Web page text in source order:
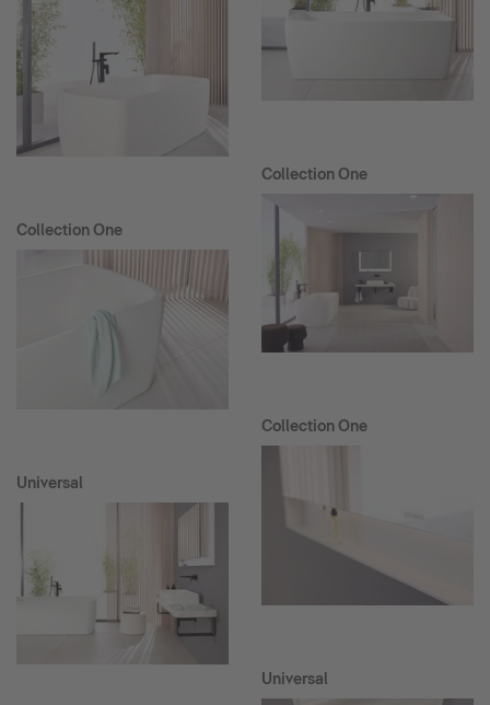
Collection One
Universal
Collection One
Collection One
Universal